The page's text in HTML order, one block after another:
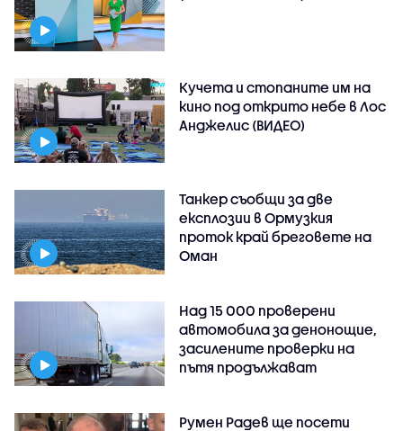
Кучета и стопаните им на
кино под открито небе в Лос
Анджелис (ВИДЕО)
Танкер съобщи за две
експлозии в Ормузкия
проток край бреговете на
Оман
Над 15 000 проверени
автомобила за денонощие,
засилените проверки на
пътя продължават
Румен Радев ще посети